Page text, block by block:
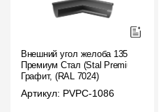
Внешний угол желоба 135˚
Премиум Стал (Stal Premium)
Графит, (RAL 7024)
Артикул: PVPC-1086